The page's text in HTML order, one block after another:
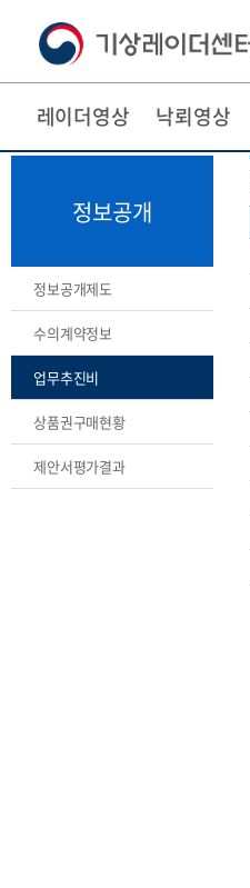
본
주
레이더영상 낙뢰영상
정보공개
정보공개제도
수의계약정보
업무추진비
상품권구매현황
제안서평가결과